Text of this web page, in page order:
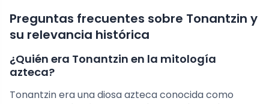
Preguntas frecuentes sobre Tonantzin y
su relevancia histórica
¿Quién era Tonantzin en la mitología
azteca?
Tonantzin era una diosa azteca conocida como